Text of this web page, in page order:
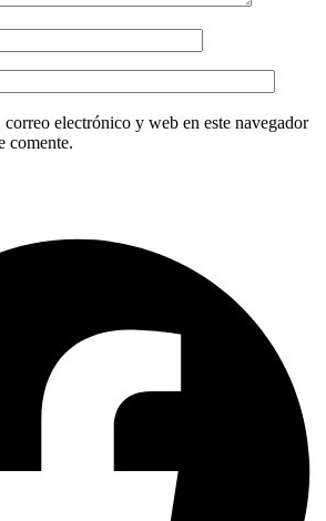
electrónico y web en este navegador
comente.